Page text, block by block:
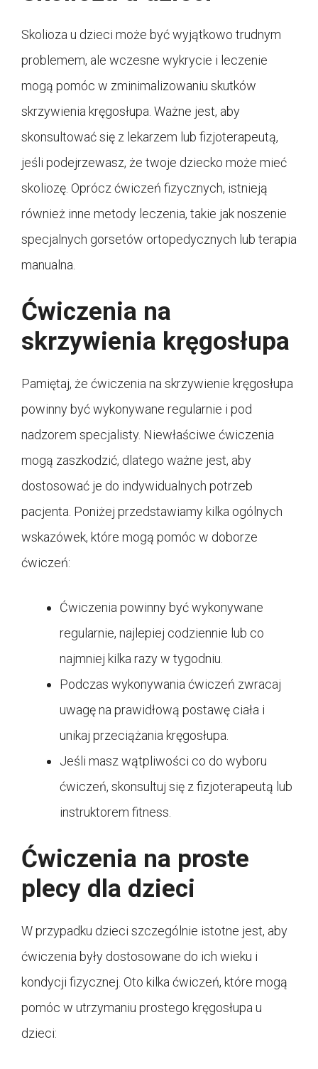
Skolioza u dzieci może być wyjątkowo trudnym
problemem, ale wczesne wykrycie i leczenie
mogą pomóc w zminimalizowaniu skutków
skrzywienia kręgosłupa. Ważne jest, aby
skonsultować się z lekarzem lub fizjoterapeutą,
jeśli podejrzewasz, że twoje dziecko może mieć
skoliozę. Oprócz ćwiczeń fizycznych, istnieją
również inne metody leczenia, takie jak noszenie
specjalnych gorsetów ortopedycznych lub terapia
manualna.
Ćwiczenia na
skrzywienia kręgosłupa
Pamiętaj, że ćwiczenia na skrzywienie kręgosłupa
powinny być wykonywane regularnie i pod
nadzorem specjalisty. Niewłaściwe ćwiczenia
mogą zaszkodzić, dlatego ważne jest, aby
dostosować je do indywidualnych potrzeb
pacjenta. Poniżej przedstawiamy kilka ogólnych
wskazówek, które mogą pomóc w doborze
ćwiczeń:
Ćwiczenia powinny być wykonywane
regularnie, najlepiej codziennie lub co
najmniej kilka razy w tygodniu.
Podczas wykonywania ćwiczeń zwracaj
uwagę na prawidłową postawę ciała i
unikaj przeciążania kręgosłupa.
Jeśli masz wątpliwości co do wyboru
ćwiczeń, skonsultuj się z fizjoterapeutą lub
instruktorem fitness.
Ćwiczenia na proste
plecy dla dzieci
W przypadku dzieci szczególnie istotne jest, aby
ćwiczenia były dostosowane do ich wieku i
kondycji fizycznej. Oto kilka ćwiczeń, które mogą
pomóc w utrzymaniu prostego kręgosłupa u
dzieci: